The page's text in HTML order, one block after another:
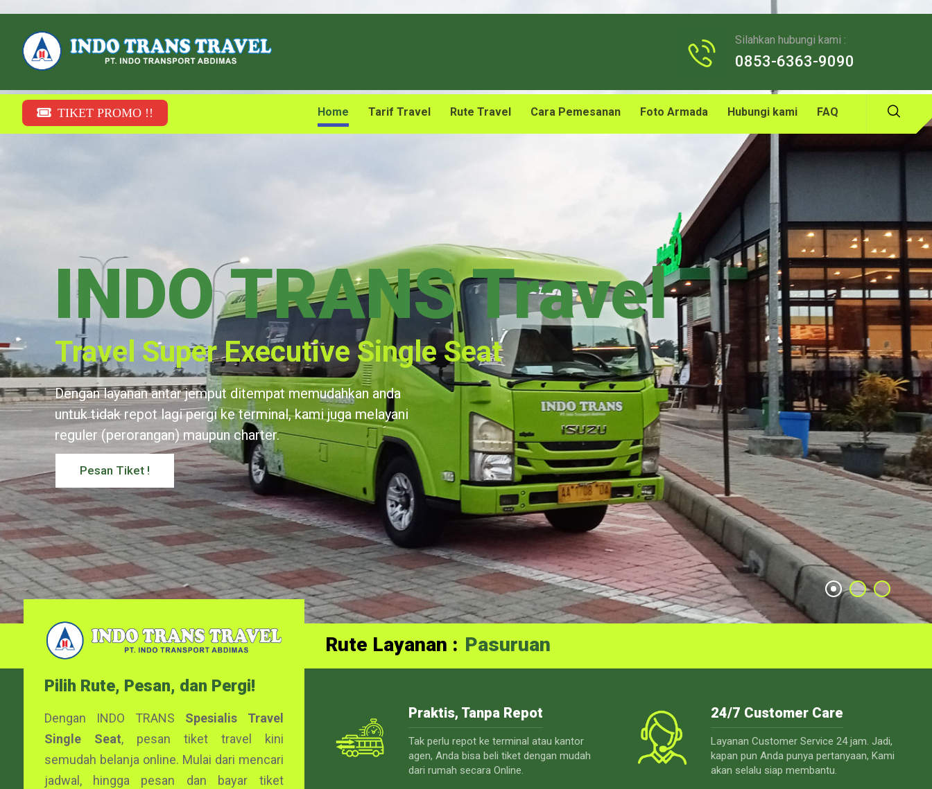
Silahkan hubungi kami :
0853-6363-9090
TIKET PROMO !! Home Tarif Travel Rute Travel Cara Pemesanan Foto Armada Hubungi kami FAQ
INDO TRANS Travel
Travel Super Executive Single Seat
Dengan layanan antar jemput ditempat memudahkan anda
untuk tidak repot lagi pergi ke terminal, kami juga melayani
reguler (perorangan) maupun charter.
Pesan Tiket !
Rute Layanan : Probolinggo
Pilih Rute, Pesan, dan Pergi!
Dengan INDO TRANS Spesialis Travel
Single Seat, pesan tiket travel kini
semudah belanja online. Mulai dari mencari
jadwal, hingga pesan dan bayar tiket
Praktis, Tanpa Repot
Tak perlu repot ke terminal atau kantor
agen, Anda bisa beli tiket dengan mudah
dari rumah secara Online.
24/7 Customer Care
Layanan Customer Service 24 jam. Jadi,
kapan pun Anda punya pertanyaan, Kami
akan selalu siap membantu.